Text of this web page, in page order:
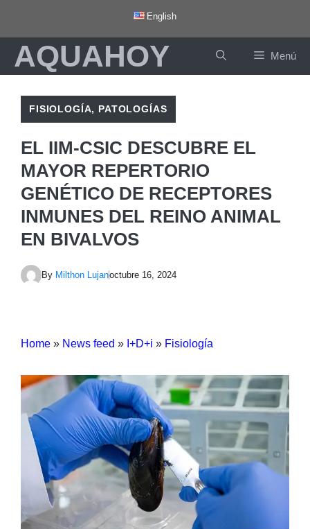
contenido
English
AQUAHOY Menú
FISIOLOGÍA, PATOLOGÍAS
EL IIM-CSIC DESCUBRE EL
MAYOR REPERTORIO
GENÉTICO DE RECEPTORES
INMUNES DEL REINO ANIMAL
EN BIVALVOS
By Milthon Lujanoctubre 16, 2024
Home » News feed » I+D+i » Fisiología